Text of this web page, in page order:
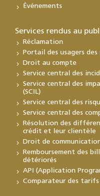
Événements
Services rendus au
Réclamation
Portail des usagers des
Droit au compte
Service central des
Service central des
(SCIL)
Service central des
Service central des
Résolution des
crédit et leur clientèle
Droit de
Remboursement des
détériorés
API (Application
Comparateur des